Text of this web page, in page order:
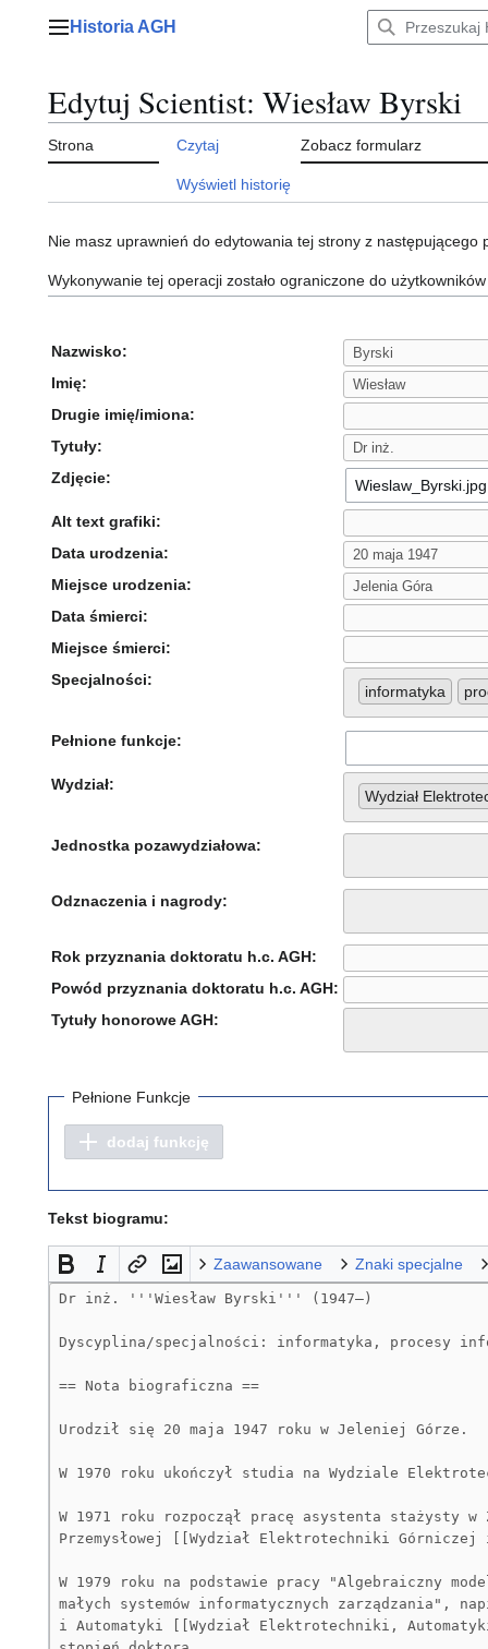
Menu główne
Historia AGH
Edytuj Scientist: Wiesław Byrski
Strona Czytaj Zobacz formularz
Wyświetl historię
Nie masz uprawnień do edytowania tej strony z następującego
Wykonywanie tej operacji zostało ograniczone do
Nazwisko:
Imię:
Drugie imię/imiona:
Tytuły:
Zdjęcie:
Alt text grafiki:
Data urodzenia:
Miejsce urodzenia:
Data śmierci:
Miejsce śmierci:
Specjalności:
informatyka
Pełnione funkcje:
Wydział:
Wydział
Jednostka pozawydziałowa:
Odznaczenia i nagrody:
Rok przyznania doktoratu h.c. AGH:
Powód przyznania doktoratu h.c. AGH:
Tytuły honorowe AGH:
Pełnione Funkcje
dodaj funkcję
Tekst biogramu:
Zaawansowane Znaki specjalne